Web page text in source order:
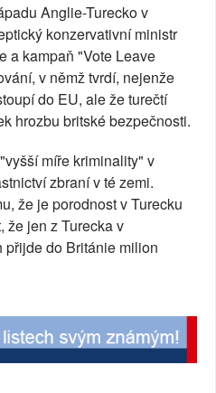
Anglie-Turecko v
konzervativní ministr
a kampaň "Vote Leave
v němž tvrdí, nejenže
do EU, ale že turečtí
hrozbu britské bezpečnosti.
míře kriminality" v
zbraní v té zemi.
že je porodnost v Turecku
že jen z Turecka v
do Británie milion